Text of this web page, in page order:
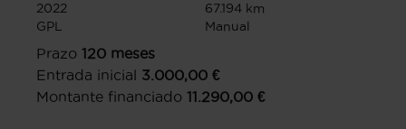
2022
67.194 km
GPL
Manual
Prazo 120 meses
Entrada inicial
3.000,00 €
Montante financiado 11.290,00 €